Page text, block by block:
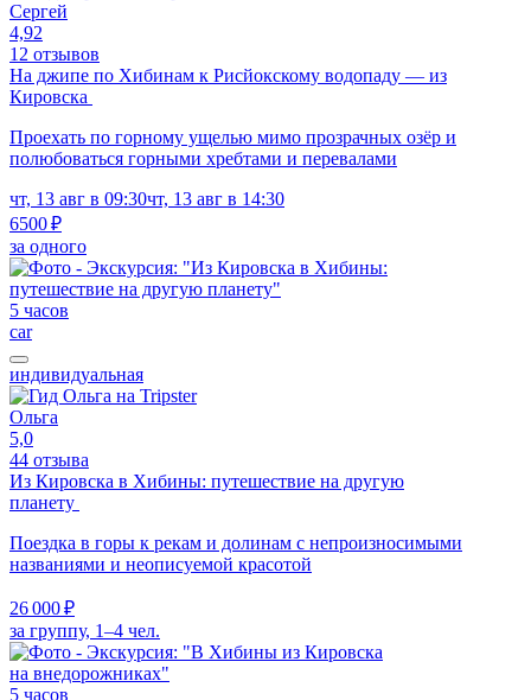
Сергей
4,92
12 отзывов
На джипе по Хибинам к Рисйокскому водопаду — из
Кировска
Проехать по горному ущелью мимо прозрачных озёр и
полюбоваться горными хребтами и перевалами
чт, 13 авг в 09:30чт, 13 авг в 14:30
6500 ₽
за одного
5 часов
car
индивидуальная
Ольга
5,0
44 отзыва
Из Кировска в Хибины: путешествие на другую
планету
Поездка в горы к рекам и долинам с непроизносимыми
названиями и неописуемой красотой
26 000 ₽
за группу, 1–4 чел.
5 часов